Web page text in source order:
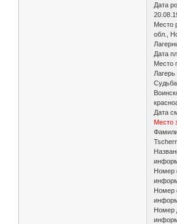
Дата
Место
обл.,
Дата
Место
Дата
Место
Номер
Номер
Номер